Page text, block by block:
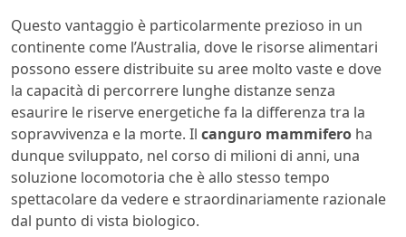
Questo vantaggio è particolarmente prezioso in un
continente come l’Australia, dove le risorse alimentari
possono essere distribuite su aree molto vaste e dove
la capacità di percorrere lunghe distanze senza
esaurire le riserve energetiche fa la differenza tra la
sopravvivenza e la morte. Il canguro mammifero ha
dunque sviluppato, nel corso di milioni di anni, una
soluzione locomotoria che è allo stesso tempo
spettacolare da vedere e straordinariamente razionale
dal punto di vista biologico.